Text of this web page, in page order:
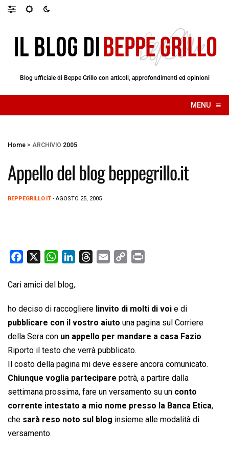
Blog ufficiale di Beppe Grillo con articoli, approfondimenti ed opinioni
MENU ≡
☰
Home > ARCHIVIO 2005
Appello del blog beppegrillo.it
BEPPEGRILLO.IT - AGOSTO 25, 2005
c
b
o
o
k
W
a
s
A
p
p
e
d
I
n
a
d
s
l
L
i
n
k
t
Cari amici del blog,
ho deciso di raccogliere linvito di molti di voi e di
pubblicare con il vostro aiuto una pagina sul Corriere
della Sera con un appello per mandare a casa Fazio.
Riporto il testo che verrà pubblicato.
Il costo della pagina mi deve essere ancora comunicato.
Chiunque voglia partecipare potrà, a partire dalla
settimana prossima, fare un versamento su un conto
corrente intestato a mio nome presso la Banca Etica,
che sarà reso noto sul blog insieme alle modalità di
versamento.